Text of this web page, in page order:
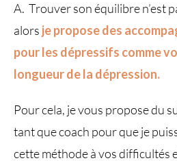
A. Trouver son équilibre n’est
alors je propose des
pour les dépressifs comme
longueur de la dépression.
Pour cela, je vous propose du
tant que coach pour que je
cette méthode à vos difficultés